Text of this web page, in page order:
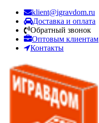
klient@igravdom.ru
Доставка и оплата
Обратный звонок
Оптовым клиентам
Контакты